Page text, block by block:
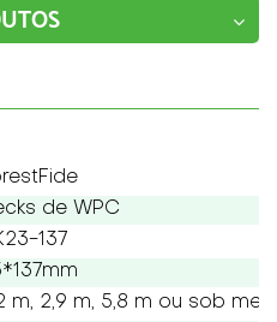
de WPC
137
m, 2,9 m, 5,8 m ou sob